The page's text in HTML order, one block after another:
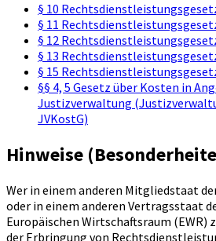
§ 10
§ 11
§ 12
§ 13
§ 15
§§ 4, 5 Gesetz über Kosten in
Justizverwaltung
JVKostG)
Hinweise
Wer in einem anderen Mitgliedstaat
oder in einem anderen Vertragsstaat
Europäischen Wirtschaftsraum (EWR)
der Erbringung von